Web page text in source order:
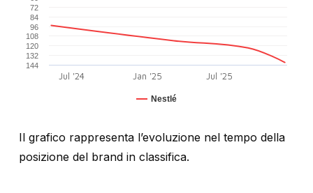
Nestlé
Jul '24 Jan '25 Jul '25
72
84
96
108
120
132
144
Il grafico rappresenta l’evoluzione nel tempo della
posizione del brand in classifica.